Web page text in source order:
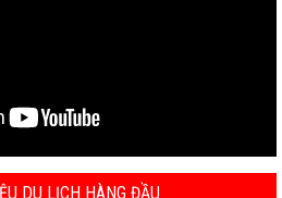
DU LỊCH HÀNG ĐẦU